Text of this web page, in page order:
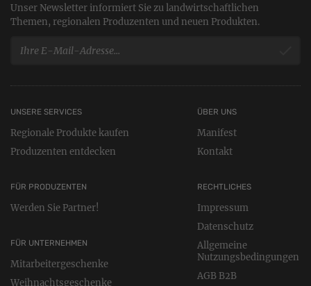
Unser Newsletter informiert Sie zu landwirtschaftlichen
Themen, regionalen Produzenten und neuen Produkten.
UNSERE SERVICES
Regionale Produkte kaufen
Produzenten entdecken
FÜR PRODUZENTEN
Werden Sie Partner!
FÜR UNTERNEHMEN
Mitarbeitergeschenke
Weihnachtsgeschenke
RECHTLICHES
Impressum
Datenschutz
Allgemeine
Nutzungsbedingungen
AGB B2B
ÜBER UNS
Manifest
Kontakt